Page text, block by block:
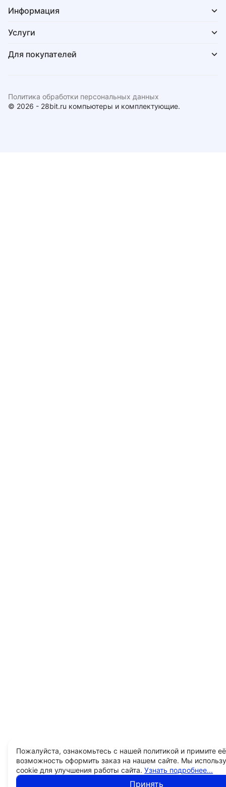
Информация
Услуги
Для покупателей
© 2026 - 28bit.ru компьютеры и комплектующие.
Политика обработки персональных данных
Пожалуйста, ознакомьтесь с нашей политикой и примите
возможность оформить заказ на нашем сайте. Мы
cookie для улучшения работы сайта. Узнать подробнее...
Принять